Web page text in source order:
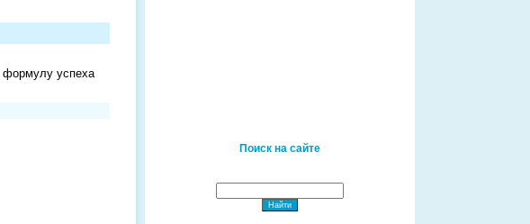
формулу успеха
Поиск на сайте